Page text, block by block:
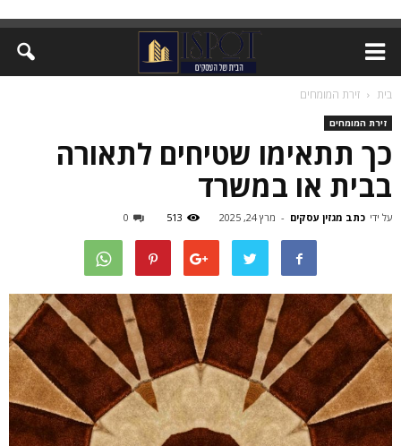
בית זירת המומחים
זירת המומחים
כך תתאימו שטיחים לתאורה
בבית או במשרד
על ידי כתב מגזין עסקים - מרץ 24, 2025 513
0